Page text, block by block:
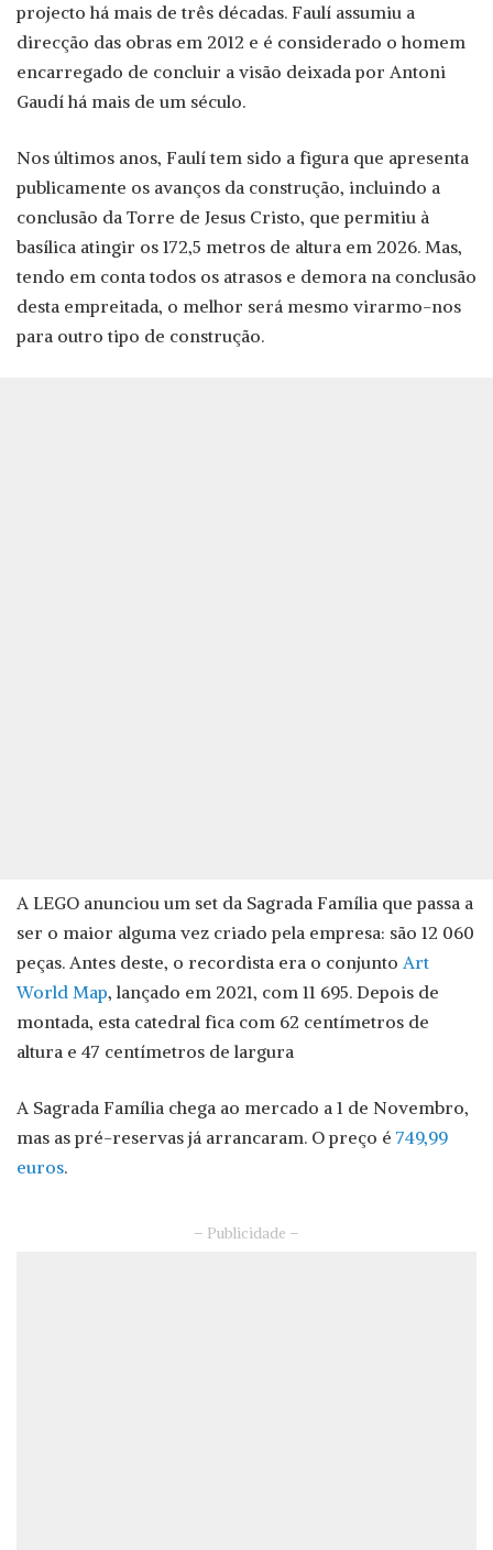
projecto há mais de três décadas. Faulí assumiu a
direcção das obras em 2012 e é considerado o homem
encarregado de concluir a visão deixada por Antoni
Gaudí há mais de um século.
Nos últimos anos, Faulí tem sido a figura que apresenta
publicamente os avanços da construção, incluindo a
conclusão da Torre de Jesus Cristo, que permitiu à
basílica atingir os 172,5 metros de altura em 2026. Mas,
tendo em conta todos os atrasos e demora na conclusão
desta empreitada, o melhor será mesmo virarmo-nos
para outro tipo de construção.
A LEGO anunciou um set da Sagrada Família que passa a
ser o maior alguma vez criado pela empresa: são 12 060
peças. Antes deste, o recordista era o conjunto Art
World Map, lançado em 2021, com 11 695. Depois de
montada, esta catedral fica com 62 centímetros de
altura e 47 centímetros de largura
A Sagrada Família chega ao mercado a 1 de Novembro,
mas as pré-reservas já arrancaram. O preço é 749,99
euros.
– Publicidade –